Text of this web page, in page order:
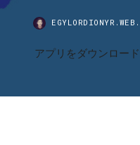
アプリをダウンロー